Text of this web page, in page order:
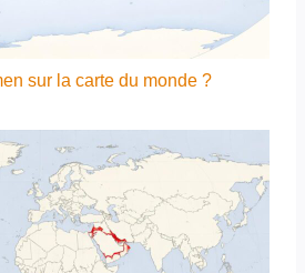
sur la carte du monde ?